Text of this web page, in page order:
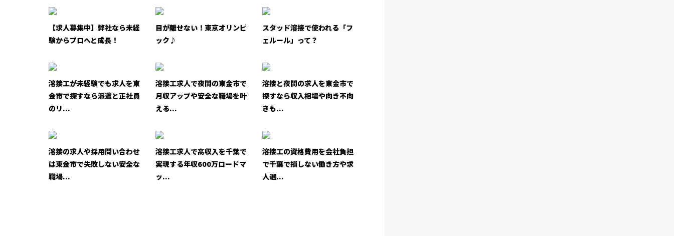
【求人募集中】弊社なら未経
験からプロへと成長！
目が離せない！東京オリンピ
ック♪
スタッド溶接で使われる「フ
ェルール」って？
溶接工が未経験でも求人を東
金市で探すなら派遣と正社員
のリ...
溶接工求人で夜間の東金市で
月収アップや安全な職場を叶
える...
溶接と夜間の求人を東金市で
探すなら収入相場や向き不向
きも...
溶接の求人や採用問い合わせ
は東金市で失敗しない安全な
職場...
溶接工求人で高収入を千葉で
実現する年収600万ロードマ
ッ...
溶接工の資格費用を会社負担
で千葉で損しない働き方や求
人選...